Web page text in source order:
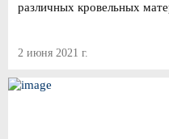
различных кровельных
2 июня 2021 г.